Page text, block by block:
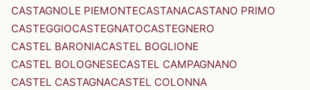
CASTAGNOLE PIEMONTECASTANACASTANO PRIMO
CASTEGGIOCASTEGNATOCASTEGNERO
CASTEL BARONIACASTEL BOGLIONE
CASTEL BOLOGNESECASTEL CAMPAGNANO
CASTEL CASTAGNACASTEL COLONNA